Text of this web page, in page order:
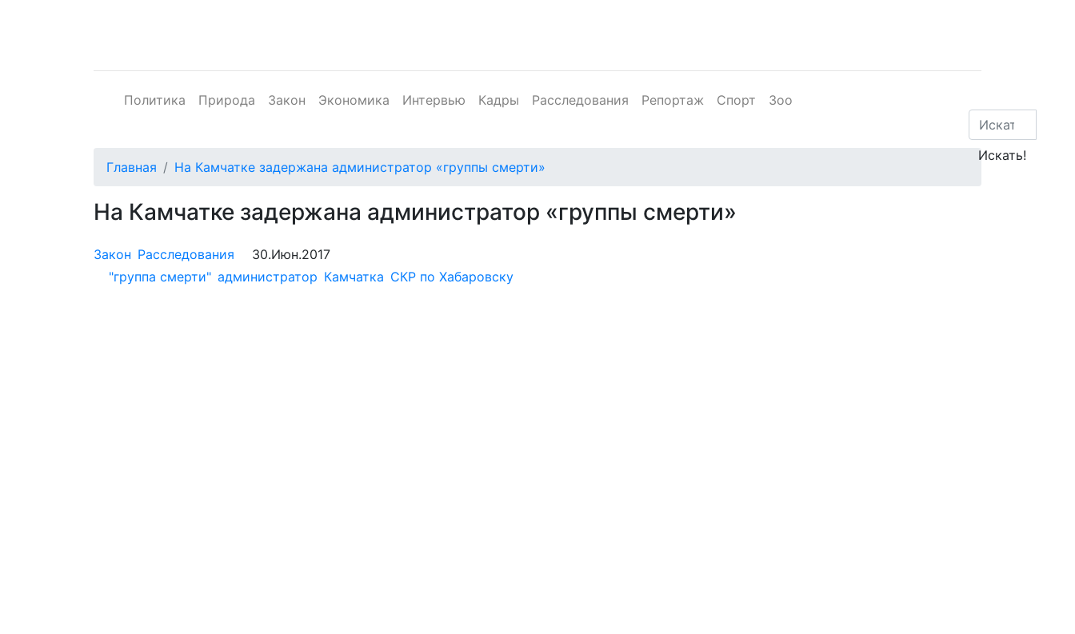
Политика Природа Закон Экономика Интервью Кадры Расследования Репортаж Спорт Зоо
Главная На Камчатке задержана администратор «группы смерти»
На Камчатке задержана администратор «группы смерти»
Закон Расследования
30.Июн.2017
"группа смерти" администратор Камчатка СКР по Хабаровску